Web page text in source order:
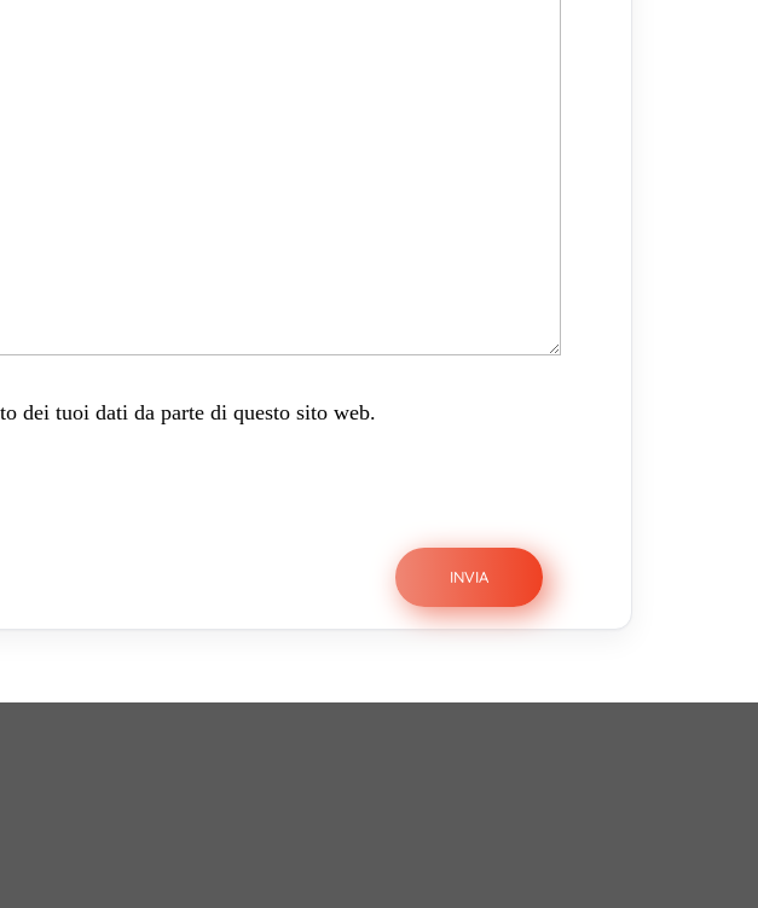
dei tuoi dati da parte di questo sito web.